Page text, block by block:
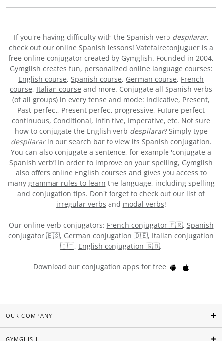
If you're having difficulty with the Spanish verb despilarar,
check out our online Spanish lessons! Vatefaireconjuguer is a
free online conjugator created by Gymglish. Founded in 2004,
Gymglish creates fun, personalized online language courses:
English course, Spanish course, German course, French
course, Italian course and more. Conjugate all Spanish verbs
(of all groups) in every tense and mode: Indicative, Present,
Past-perfect, Present perfect progressive, Future perfect
continuous, Conditional, Infinitive, Imperative, etc. Not sure
how to conjugate the English verb despilarar? Simply type
despilararin our search bar to view its Spanish conjugation.
You can also conjugate a sentence, for example 'conjugate a
Spanish verb’! In order to improve on your spelling, Gymglish
also offers online English courses and gives you access to
many grammar rules to learn the language, including spelling
and conjugation tips. Don't forget to check out our list of
irregular verbs and modal verbs!
Our online verb conjugators: French conjugator 🇫🇷, Spanish
conjugator 🇪🇸, German conjugation 🇩🇪, Italian conjugation
🇮🇹, English conjugation 🇬🇧.
Download our conjugation apps for free:
OUR COMPANY
GYMGLISH